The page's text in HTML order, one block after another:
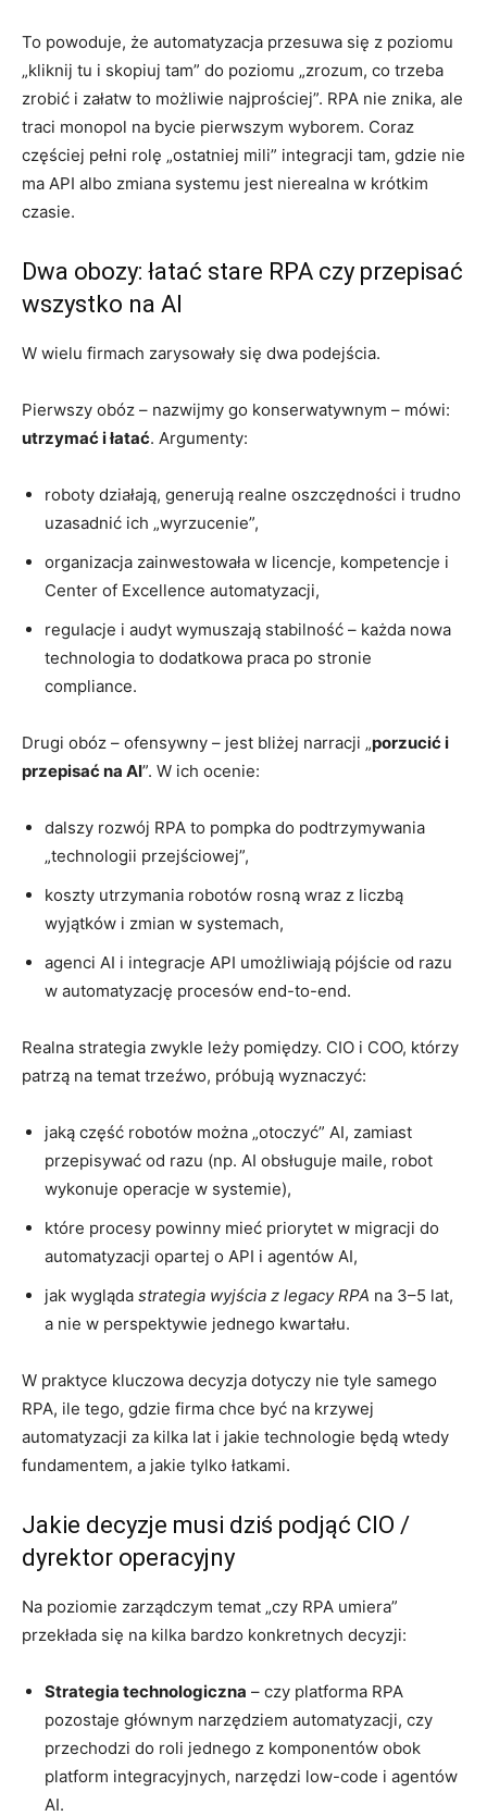
To powoduje, że automatyzacja przesuwa się z poziomu
„kliknij tu i skopiuj tam” do poziomu „zrozum, co trzeba
zrobić i załatw to możliwie najprościej”. RPA nie znika, ale
traci monopol na bycie pierwszym wyborem. Coraz
częściej pełni rolę „ostatniej mili” integracji tam, gdzie nie
ma API albo zmiana systemu jest nierealna w krótkim
czasie.
Dwa obozy: łatać stare RPA czy przepisać
wszystko na AI
W wielu firmach zarysowały się dwa podejścia.
Pierwszy obóz – nazwijmy go konserwatywnym – mówi:
utrzymać i łatać. Argumenty:
roboty działają, generują realne oszczędności i trudno
uzasadnić ich „wyrzucenie”,
organizacja zainwestowała w licencje, kompetencje i
Center of Excellence automatyzacji,
regulacje i audyt wymuszają stabilność – każda nowa
technologia to dodatkowa praca po stronie
compliance.
Drugi obóz – ofensywny – jest bliżej narracji „porzucić i
przepisać na AI”. W ich ocenie:
dalszy rozwój RPA to pompka do podtrzymywania
„technologii przejściowej”,
koszty utrzymania robotów rosną wraz z liczbą
wyjątków i zmian w systemach,
agenci AI i integracje API umożliwiają pójście od razu
w automatyzację procesów end-to-end.
Realna strategia zwykle leży pomiędzy. CIO i COO, którzy
patrzą na temat trzeźwo, próbują wyznaczyć:
jaką część robotów można „otoczyć” AI, zamiast
przepisywać od razu (np. AI obsługuje maile, robot
wykonuje operacje w systemie),
które procesy powinny mieć priorytet w migracji do
automatyzacji opartej o API i agentów AI,
jak wygląda strategia wyjścia z legacy RPA na 3–5 lat,
a nie w perspektywie jednego kwartału.
W praktyce kluczowa decyzja dotyczy nie tyle samego
RPA, ile tego, gdzie firma chce być na krzywej
automatyzacji za kilka lat i jakie technologie będą wtedy
fundamentem, a jakie tylko łatkami.
Jakie decyzje musi dziś podjąć CIO /
dyrektor operacyjny
Na poziomie zarządczym temat „czy RPA umiera”
przekłada się na kilka bardzo konkretnych decyzji:
Strategia technologiczna – czy platforma RPA
pozostaje głównym narzędziem automatyzacji, czy
przechodzi do roli jednego z komponentów obok
platform integracyjnych, narzędzi low-code i agentów
AI.